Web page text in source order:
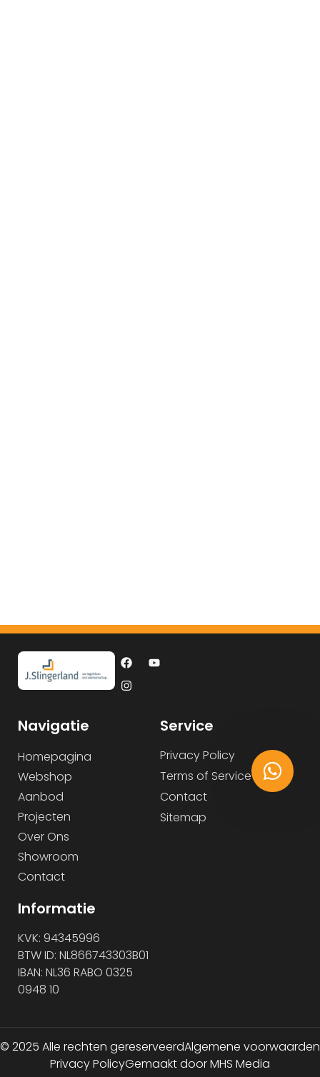
Navigatie
Homepagina
Webshop
Aanbod
Projecten
Over Ons
Showroom
Contact
Service
Privacy Policy
Terms of Service
Contact
Sitemap
Informatie
KVK: 94345996
BTW ID: NL866743303B01
IBAN: NL36 RABO 0325
0948 10
© 2025 Alle rechten gereserveerdAlgemene voorwaarden
Privacy PolicyGemaakt door MHS Media